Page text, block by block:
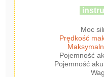
Moc
Prędkość
Pojemność
Pojemność